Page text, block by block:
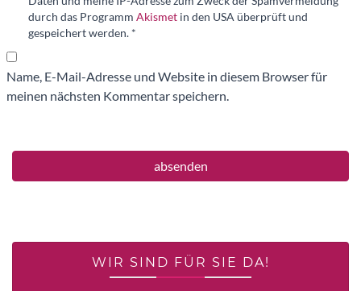
durch das Programm Akismet in den USA überprüft und
gespeichert werden. *
Name, E-Mail-Adresse und Website in diesem Browser für
meinen nächsten Kommentar speichern.
WIR SIND FÜR SIE DA!